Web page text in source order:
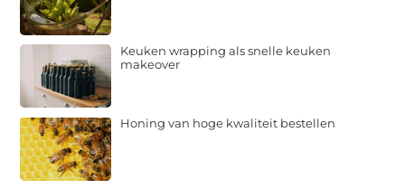
Keuken wrapping als snelle keuken
makeover
Honing van hoge kwaliteit bestellen